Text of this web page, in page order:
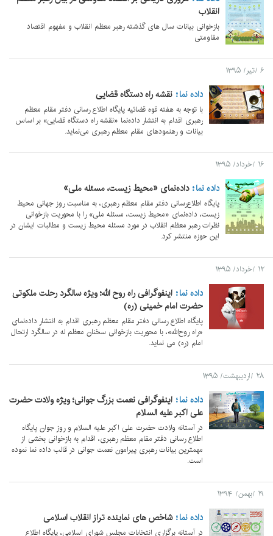
انقلاب
بازخوانی بیانات سال های گذشته رهبر معظم انقلاب و مفهوم اقتصاد
مقاومتی
۶ /تیر/ ۱۳۹۵
داده نما نقشه راه دستگاه قضایی
با توجه به هفته قوه قضائیه پایگاه اطلاع رسانی دفتر مقام معظم
رهبری اقدام به انتشار داده‌نما «نقشه راه دستگاه قضایی» بر اساس
بیانات و رهنمودهای مقام معظم رهبری می‌نماید.
۱۶ /خرداد/ ۱۳۹۵
داده نما داده‌نمای «محیط زیست، مسئله ملی»
پایگاه اطلاع‌رسانی دفتر مقام معظم رهبری، به مناسبت روز جهانی محیط
زیست، داده‌نمای «محیط زیست، مسئله ملی» را با محوریت بازخوانی
نظرات رهبر معظم انقلاب در مورد مسئله محیط زیست و مطالبات ایشان در
این حوزه منتشر کرد.
۱۲ /خرداد/ ۱۳۹۵
داده نما اینفوگرافی راه روح الله؛ ویژه سالگرد رحلت ملکوتی
حضرت امام خمینی (ره)
پایگاه اطلاع‌ رسانی دفتر مقام معظم رهبری اقدام به انتشار داده‌نمای
«راه روح‌الله»، با محوریت بازخوانی سخنان معظم له در سالگرد ارتحال
امام (ره) می نماید.
۲۸ /اردیبهشت/ ۱۳۹۵
داده نما اینفوگرافی نعمت بزرگ جوانی؛ ویژه ولادت حضرت
علی اکبر علیه السلام
در آستانه ولادت حضرت علی اکبر علیه السلام و روز جوان پایگاه
اطلاع رسانی دفتر مقام معظم رهبری، اقدام به بازخوانی بخشی از
مهمترین بیانات رهبری پیرامون نعمت جوانی در قالب داده نما نموده
است.
۱۹ /بهمن/ ۱۳۹۴
داده نما شاخص های نماینده تراز انقلاب اسلامی
در آستانه برگزاری انتخابات مجلس شورای اسلامی، پایگاه اطلاع